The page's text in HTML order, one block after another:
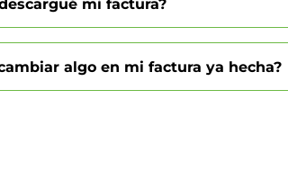
mi factura?
algo en mi factura ya hecha?